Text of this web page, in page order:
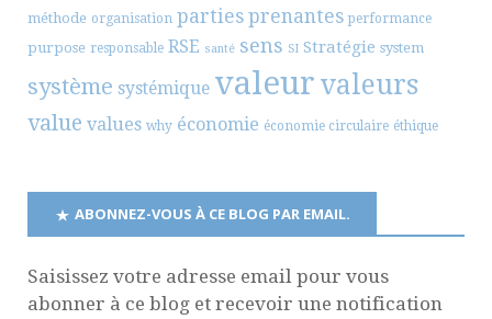
méthode organisation parties prenantes performance
purpose responsable RSE santé sens SI Stratégie system
système systémique valeur valeurs
value values why économie économie circulaire éthique
ABONNEZ-VOUS À CE BLOG PAR EMAIL.
Saisissez votre adresse email pour vous
abonner à ce blog et recevoir une notification